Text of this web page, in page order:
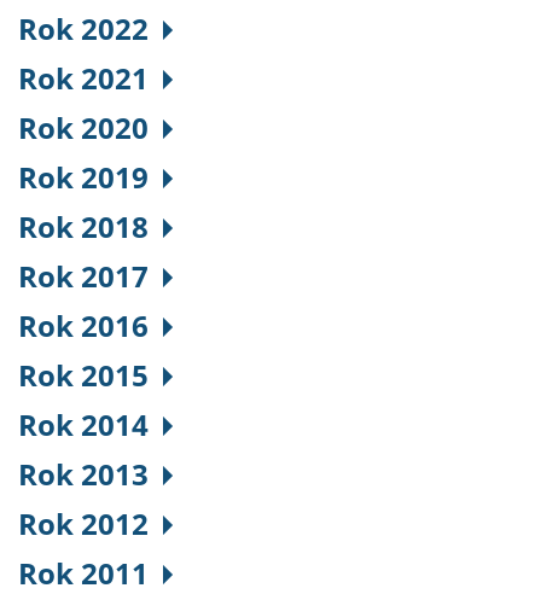
Rok 2022
Rok 2021
Rok 2020
Rok 2019
Rok 2018
Rok 2017
Rok 2016
Rok 2015
Rok 2014
Rok 2013
Rok 2012
Rok 2011